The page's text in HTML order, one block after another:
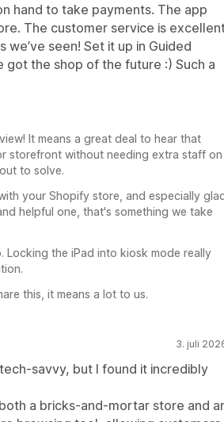
hand to take payments. The app
The customer service is
seen! Set it up in Guided
got the shop of the future :) Such a
It means a great deal to hear that
storefront without needing extra staff on
to solve.
your Shopify store, and especially
helpful one, that's something we take
Locking the iPad into kiosk mode really
this, it means a lot to us.
3. juli
savvy, but I found it incredibly
a bricks-and-mortar store and